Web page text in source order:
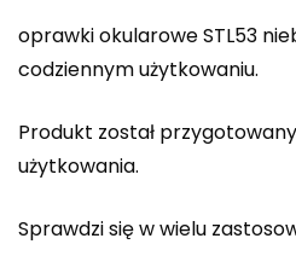
oprawki okularowe STL53
codziennym użytkowaniu.
Produkt został
użytkowania.
Sprawdzi się w wielu